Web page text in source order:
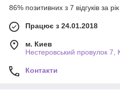
86% позитивних з 7 відгуків за рік
Працює з 24.01.2018
м. Киев
Нестеровський провулок 7,
Контакти